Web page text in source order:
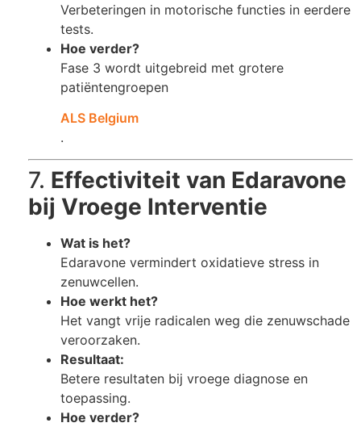
Verbeteringen in motorische functies in eerdere
tests.
Hoe verder?
Fase 3 wordt uitgebreid met grotere
patiëntengroepen​
ALS Belgium
.
7. Effectiviteit van Edaravone
bij Vroege Interventie
Wat is het?
Edaravone vermindert oxidatieve stress in
zenuwcellen.
Hoe werkt het?
Het vangt vrije radicalen weg die zenuwschade
veroorzaken.
Resultaat:
Betere resultaten bij vroege diagnose en
toepassing.
Hoe verder?